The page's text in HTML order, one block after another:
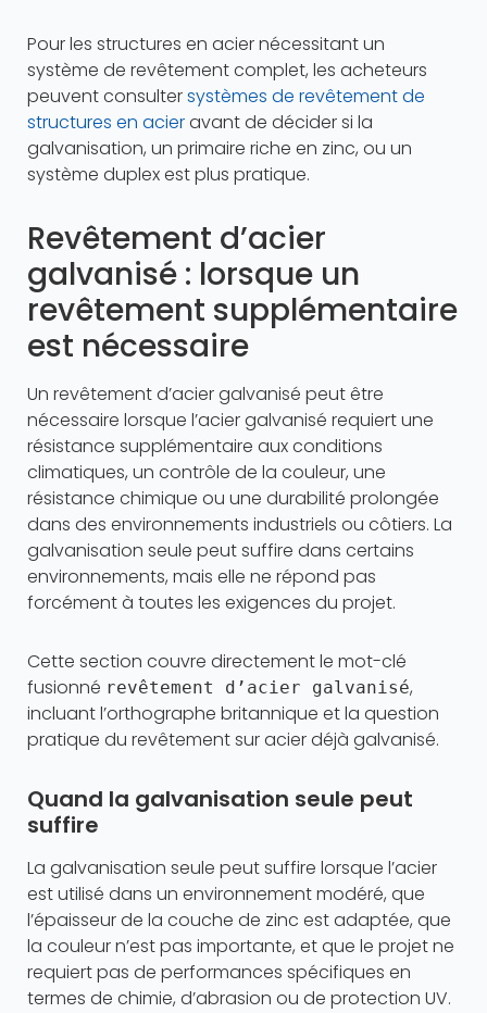
Pour les structures en acier nécessitant un
système de revêtement complet, les acheteurs
peuvent consultersystèmes de revêtement de
structures en acieravant de décider si la
galvanisation, un primaire riche en zinc, ou un
système duplex est plus pratique.
Revêtement d’acier
galvanisé : lorsque un
revêtement supplémentaire
est nécessaire
Un revêtement d’acier galvanisé peut être
nécessaire lorsque l’acier galvanisé requiert une
résistance supplémentaire aux conditions
climatiques, un contrôle de la couleur, une
résistance chimique ou une durabilité prolongée
dans des environnements industriels ou côtiers. La
galvanisation seule peut suffire dans certains
environnements, mais elle ne répond pas
forcément à toutes les exigences du projet.
Cette section couvre directement le mot-clé
fusionné revêtement d’acier galvanisé,
incluant l’orthographe britannique et la question
pratique du revêtement sur acier déjà galvanisé.
Quand la galvanisation seule peut
suffire
La galvanisation seule peut suffire lorsque l’acier
est utilisé dans un environnement modéré, que
l’épaisseur de la couche de zinc est adaptée, que
la couleur n’est pas importante, et que le projet ne
requiert pas de performances spécifiques en
termes de chimie, d’abrasion ou de protection UV.